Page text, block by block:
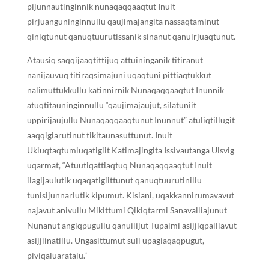
pijunnautinginnik nunaqaqqaaqtut Inuit
pirjuanguninginnullu qaujimajangita nassaqtaminut
qiniqtunut qanuqtuurutissanik sinanut qanuirjuaqtunut.
Atausiq saqqijaaqtittijuq attuininganik titiranut
nanijauvuq titiraqsimajuni uqaqtuni pittiaqtukkut
nalimuttukkullu katinnirnik Nunaqaqqaaqtut Inunnik
atuqtitauninginnullu “qaujimajaujut, silatuniit
uppirijaujullu Nunaqaqqaaqtunut Inunnut” atuliqtillugit
aaqqigiarutinut tikitaunasuttunut. Inuit
Ukiuqtaqtumiuqatigiit Katimajingita Issivautanga Ulsvig
uqarmat, “Atuutiqattiaqtuq Nunaqaqqaaqtut Inuit
ilagijaulutik uqaqatigiittunut qanuqtuurutinillu
tunisijunnarlutik kipumut. Kisiani, uqakkannirumavavut
najavut anivullu Mikittumi Qikiqtarmi Sanavalliajunut
Nunanut angiqpugullu qanuilijut Tupaimi asijjiqpalliavut
asijjiinatillu. Ungasittumut suli upagiaqaqpugut, — —
piviqaluaratalu.”